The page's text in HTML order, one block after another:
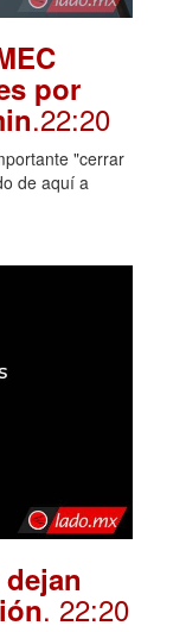
por
.22:20
"cerrar
de aquí a
. 22:20